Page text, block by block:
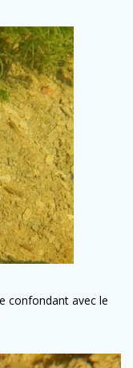
confondant avec le